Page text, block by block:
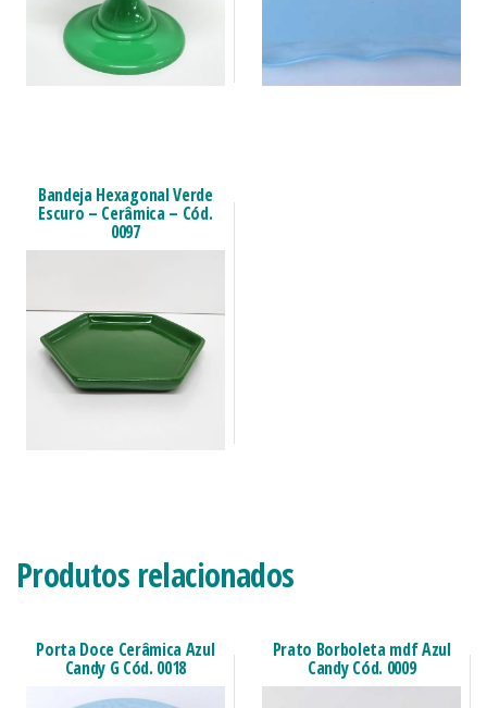
Bandeja Hexagonal Verde
Escuro – Cerâmica – Cód.
0097
Produtos relacionados
Porta Doce Cerâmica Azul
Candy G Cód. 0018
Prato Borboleta mdf Azul
Candy Cód. 0009